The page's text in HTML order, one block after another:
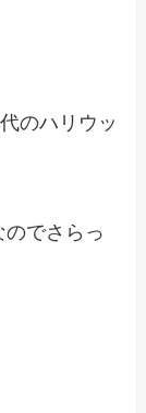
のハリウッ
でさらっ